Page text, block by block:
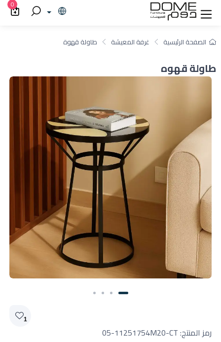
0
الصفحة الرئيسية غرفة المعيشة طاولة قهوة
طاولة قهوه
1
رمز المنتج:05-11251754M20-CT